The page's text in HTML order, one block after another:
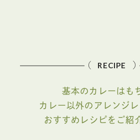
RECIPE
基本のカレーはも
カレー以外のアレンジレ
おすすめレシピをご紹